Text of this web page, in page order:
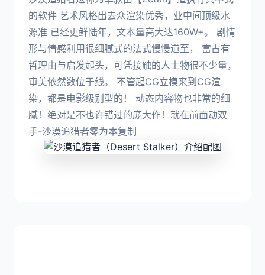
的软件 艺术风格出去众渲染优秀，业中间顶级水
源准 已经更鲜陆年，文本量高大达160W+。 剧情
形与情感利用很细腻式的法式慢慢道至， 富占有
哲理由与启发起头，可凭接触的人士物很不少量，
审美依然数位于线。 不管起CG立模来到CG渲
染，都是电影级别型的！ 动态内容物也非常的细
腻！绝对是不也许错过的庞大作！就在前面动双
手-沙漠追猎者零为本复制